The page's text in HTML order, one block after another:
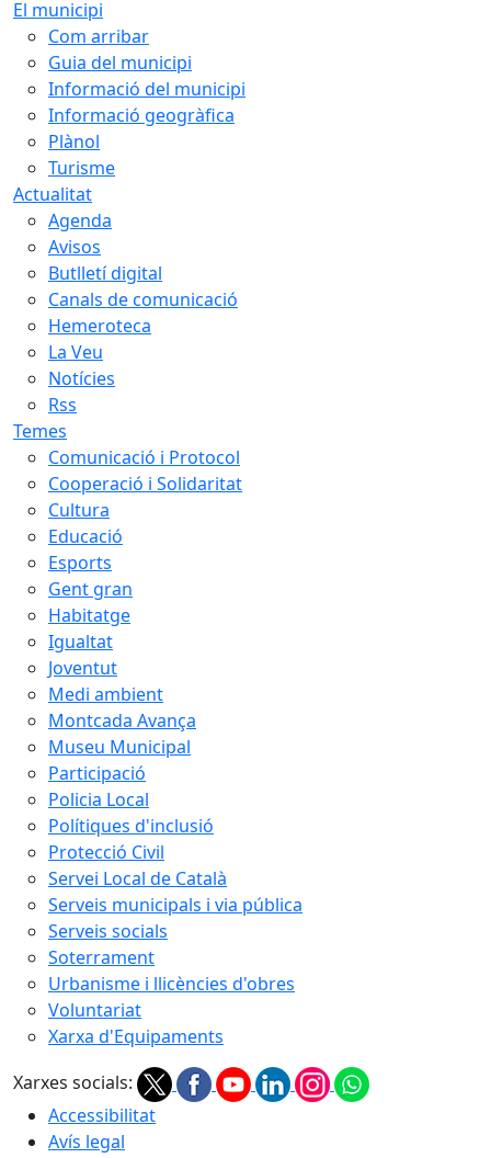
El municipi
Com arribar
Guia del municipi
Informació del municipi
Informació geogràfica
Plànol
Turisme
Actualitat
Agenda
Avisos
Butlletí digital
Canals de comunicació
Hemeroteca
La Veu
Notícies
Rss
Temes
Comunicació i Protocol
Cooperació i Solidaritat
Cultura
Educació
Esports
Gent gran
Habitatge
Igualtat
Joventut
Medi ambient
Montcada Avança
Museu Municipal
Participació
Policia Local
Polítiques d'inclusió
Protecció Civil
Servei Local de Català
Serveis municipals i via pública
Serveis socials
Soterrament
Urbanisme i llicències d'obres
Voluntariat
Xarxa d'Equipaments
Xarxes socials:
Accessibilitat
Avís legal